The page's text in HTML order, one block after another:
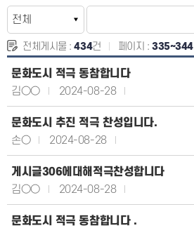
전체게시물 :434건 페이지 :335~344
문화도시 적극 동참합니다
김○○
2024-08-28
문화도시 추진 적극 찬성입니다.
손○
2024-08-28
게시글306에대해적극찬성합니다
김○○
2024-08-28
문화도시 적극 동참합니다 .